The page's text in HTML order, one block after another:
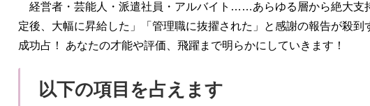
経営者・芸能人・派遣社員・アルバイト……あらゆる層から絶大支
定後、大幅に昇給した」「管理職に抜擢された」と感謝の報告が殺到
成功占！ あなたの才能や評価、飛躍まで明らかにしていきます！
以下の項目を占えます